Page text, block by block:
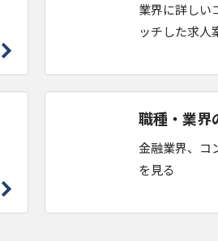
業界に詳しい
ッチした求人
職種・業界
金融業界、コ
を見る